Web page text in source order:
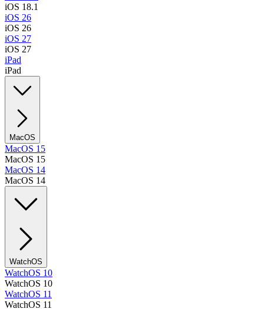
iOS 18.1
iOS 26
iOS 26
iOS 27
iOS 27
iPad
iPad
MacOS
MacOS 15
MacOS 15
MacOS 14
MacOS 14
WatchOS
WatchOS 10
WatchOS 10
WatchOS 11
WatchOS 11